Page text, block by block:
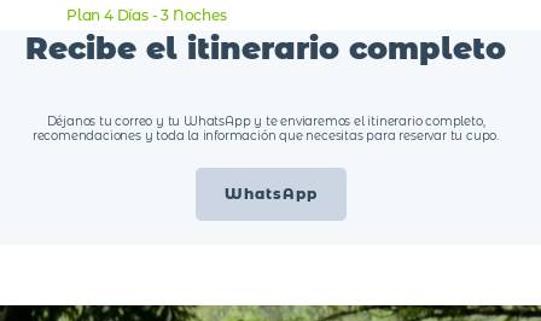
Plan 4 Días - 3 Noches
Recibe el itinerario completo
Déjanos tu correo y tu WhatsApp y te enviaremos el itinerario completo,
recomendaciones y toda la información que necesitas para reservar tu cupo.
WhatsApp